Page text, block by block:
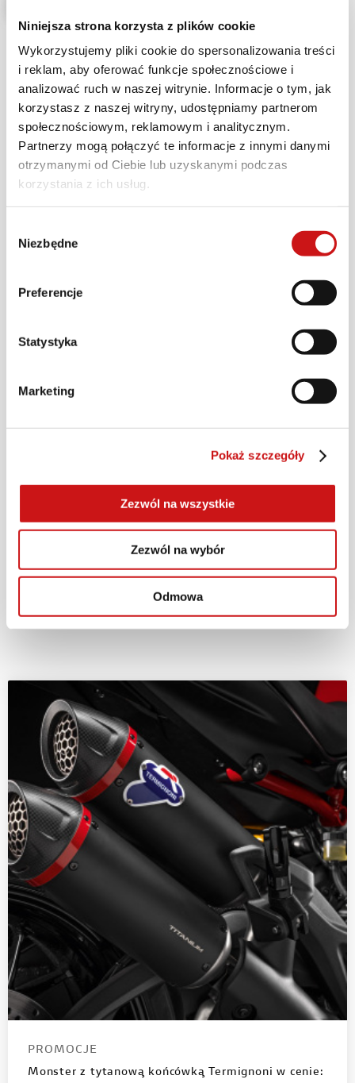
Niniejsza strona korzysta z plików cookie
Wykorzystujemy pliki cookie do spersonalizowania treści
i reklam, aby oferować funkcje społecznościowe i
analizować ruch w naszej witrynie. Informacje o tym, jak
korzystasz z naszej witryny, udostępniamy partnerom
społecznościowym, reklamowym i analitycznym.
Partnerzy mogą połączyć te informacje z innymi danymi
otrzymanymi od Ciebie lub uzyskanymi podczas
korzystania z ich usług.
zgody
Niezbędne
Preferencje
Statystyka
Marketing
Pokaż szczegóły
Zezwól na wszystkie
Zezwól na wybór
Odmowa
Zima to najlepszy czas, aby wykonać bieżące
naprawy, wymienić płyny i zadbać o
odpowiednią ochronę silnika, a także
zamontować nowe części eksploatacyjne, jak
bezpieczną jazdę. Umawiając przegląd do
w Polsce skorzystasz z zimowej
kampanii serwisowej Ducati, a teraz możesz
zyskać podwójnie łącząc ją z lokalną akcją
promocyjną Twojego dealera.
Zimowa kampania serwisowa Ducati trwa od 2
do 31 stycznia 2026 roku lub do wyczerpania
zapasów promocyjnego oleju, a regulamin
. Chcesz dowiedzieć
PROMOCJE
Monster z tytanową końcówką Termignoni w cenie: